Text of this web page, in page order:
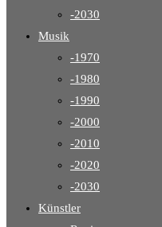
-2030
Musik
-1970
-1980
-1990
-2000
-2010
-2020
-2030
Künstler